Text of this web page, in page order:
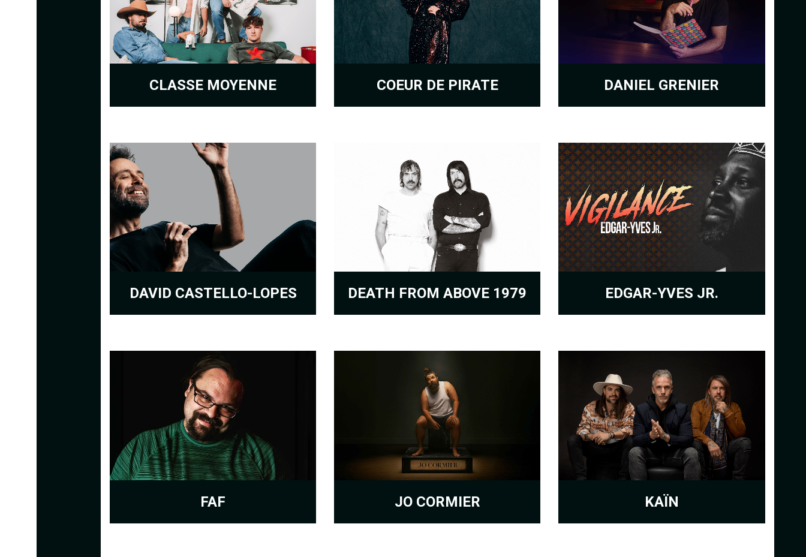
CLASSE MOYENNE COEUR DE PIRATE DANIEL GRENIER
DAVID CASTELLO-LOPES DEATH FROM ABOVE 1979 EDGAR-YVES JR.
FAF JO CORMIER KAÏN